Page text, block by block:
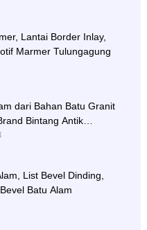
Lantai Border Inlay,
Marmer Tulungagung
dari Bahan Batu Granit
Bintang Antik
List Bevel Dinding,
Batu Alam